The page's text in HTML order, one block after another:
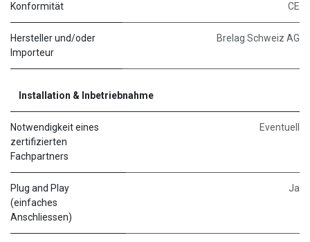
Konformität CE
Hersteller und/oder
Importeur
Brelag Schweiz AG
Installation & Inbetriebnahme
Notwendigkeit eines
zertifizierten
Fachpartners
Eventuell
Plug and Play
(einfaches
Anschliessen)
Ja